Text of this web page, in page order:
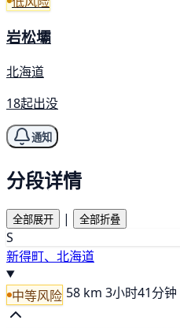
岩松壩
北海道
18起出没
通知
分段详情
全部展开 | 全部折叠
S
新得町、北海道
中等风险 58 km 3小时41分钟